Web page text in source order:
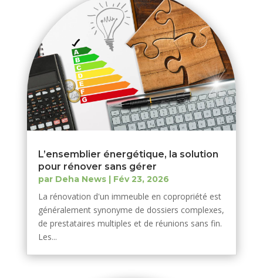
L’ensemblier énergétique, la solution
pour rénover sans gérer
par Deha News| Fév 23, 2026
La rénovation d'un immeuble en copropriété est
généralement synonyme de dossiers complexes,
de prestataires multiples et de réunions sans fin.
Les...